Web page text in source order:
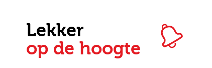
Lekker
op de hoogte